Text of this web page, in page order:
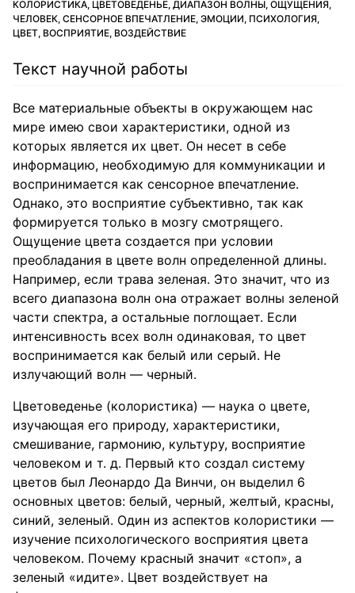
КОЛОРИСТИКА, ЦВЕТОВЕДЕНЬЕ, ДИАПАЗОН ВОЛНЫ, ОЩУЩЕНИЯ,
ЧЕЛОВЕК, СЕНСОРНОЕ ВПЕЧАТЛЕНИЕ, ЭМОЦИИ, ПСИХОЛОГИЯ,
ЦВЕТ, ВОСПРИЯТИЕ, ВОЗДЕЙСТВИЕ
Текст научной работы
Все материальные объекты в окружающем нас
мире имею свои характеристики, одной из
которых является их цвет. Он несет в себе
информацию, необходимую для коммуникации и
воспринимается как сенсорное впечатление.
Однако, это восприятие субъективно, так как
формируется только в мозгу смотрящего.
Ощущение цвета создается при условии
преобладания в цвете волн определенной длины.
Например, если трава зеленая. Это значит, что из
всего диапазона волн она отражает волны зеленой
части спектра, а остальные поглощает. Если
интенсивность всех волн одинаковая, то цвет
воспринимается как белый или серый. Не
излучающий волн — черный.
Цветоведенье (колористика) — наука о цвете,
изучающая его природу, характеристики,
смешивание, гармонию, культуру, восприятие
человеком и т. д. Первый кто создал систему
цветов был Леонардо Да Винчи, он выделил 6
основных цветов: белый, черный, желтый, красны,
синий, зеленый. Один из аспектов колористики —
изучение психологического восприятия цвета
человеком. Почему красный значит «стоп», а
зеленый «идите». Цвет воздействует на